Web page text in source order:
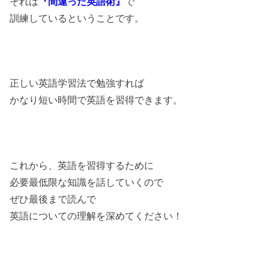
訓練しているということです。
正しい英語学習法で勉強すれば
かなり短い時間で英語を習得できます。
これから、英語を習得するために
必要最低限な知識を話していくので
ぜひ最後まで読んで
英語についての理解を深めてください！